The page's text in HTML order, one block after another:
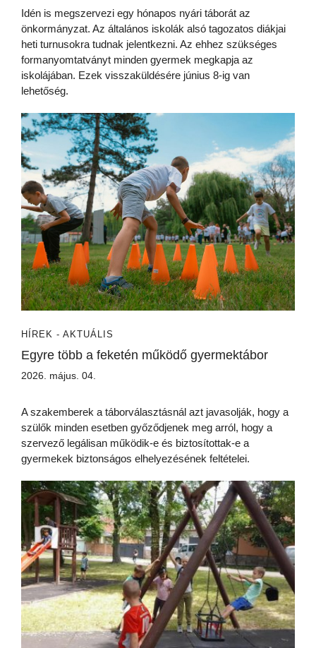
Idén is megszervezi egy hónapos nyári táborát az
önkormányzat. Az általános iskolák alsó tagozatos diákjai
heti turnusokra tudnak jelentkezni. Az ehhez szükséges
formanyomtatványt minden gyermek megkapja az
iskolájában. Ezek visszaküldésére június 8-ig van
lehetőség.
HÍREK - AKTUÁLIS
Egyre több a feketén működő gyermektábor
2026. május. 04.
A szakemberek a táborválasztásnál azt javasolják, hogy a
szülők minden esetben győződjenek meg arról, hogy a
szervező legálisan működik-e és biztosítottak-e a
gyermekek biztonságos elhelyezésének feltételei.